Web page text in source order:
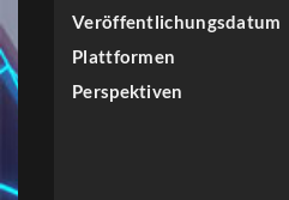
Veröffentlichungsdatum
Plattformen
Perspektiven